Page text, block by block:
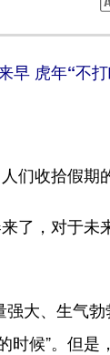
早 虎年“不
收拾假期
，对于未
、生气勃
候”。但是